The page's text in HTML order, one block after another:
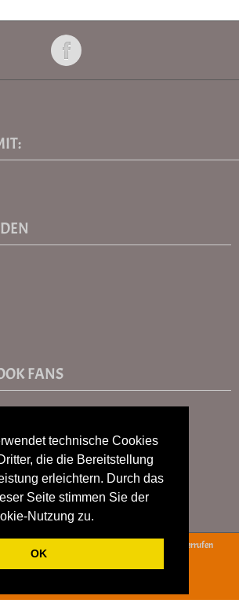
technische Cookies
die die Bereitstellung
erleichtern. Durch das
Seite stimmen Sie der
Nutzung zu.
OK
FANS
Vertrag widerrufen